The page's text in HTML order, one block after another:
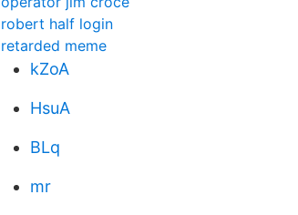
robert half login
retarded meme
kZoA
HsuA
BLq
mr